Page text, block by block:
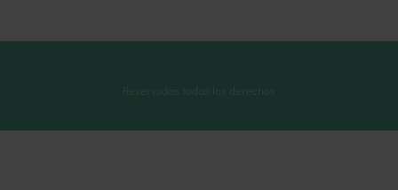
Reservados todos los derechos